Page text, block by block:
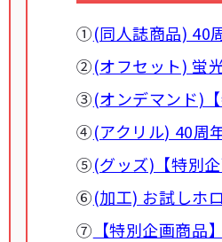
①(同人誌商品) 40
②(オフセット) 蛍
③(オンデマンド)
④(アクリル) 40周
⑤(グッズ)【特別
⑥(加工) お試しホ
⑦ 【特別企画商品